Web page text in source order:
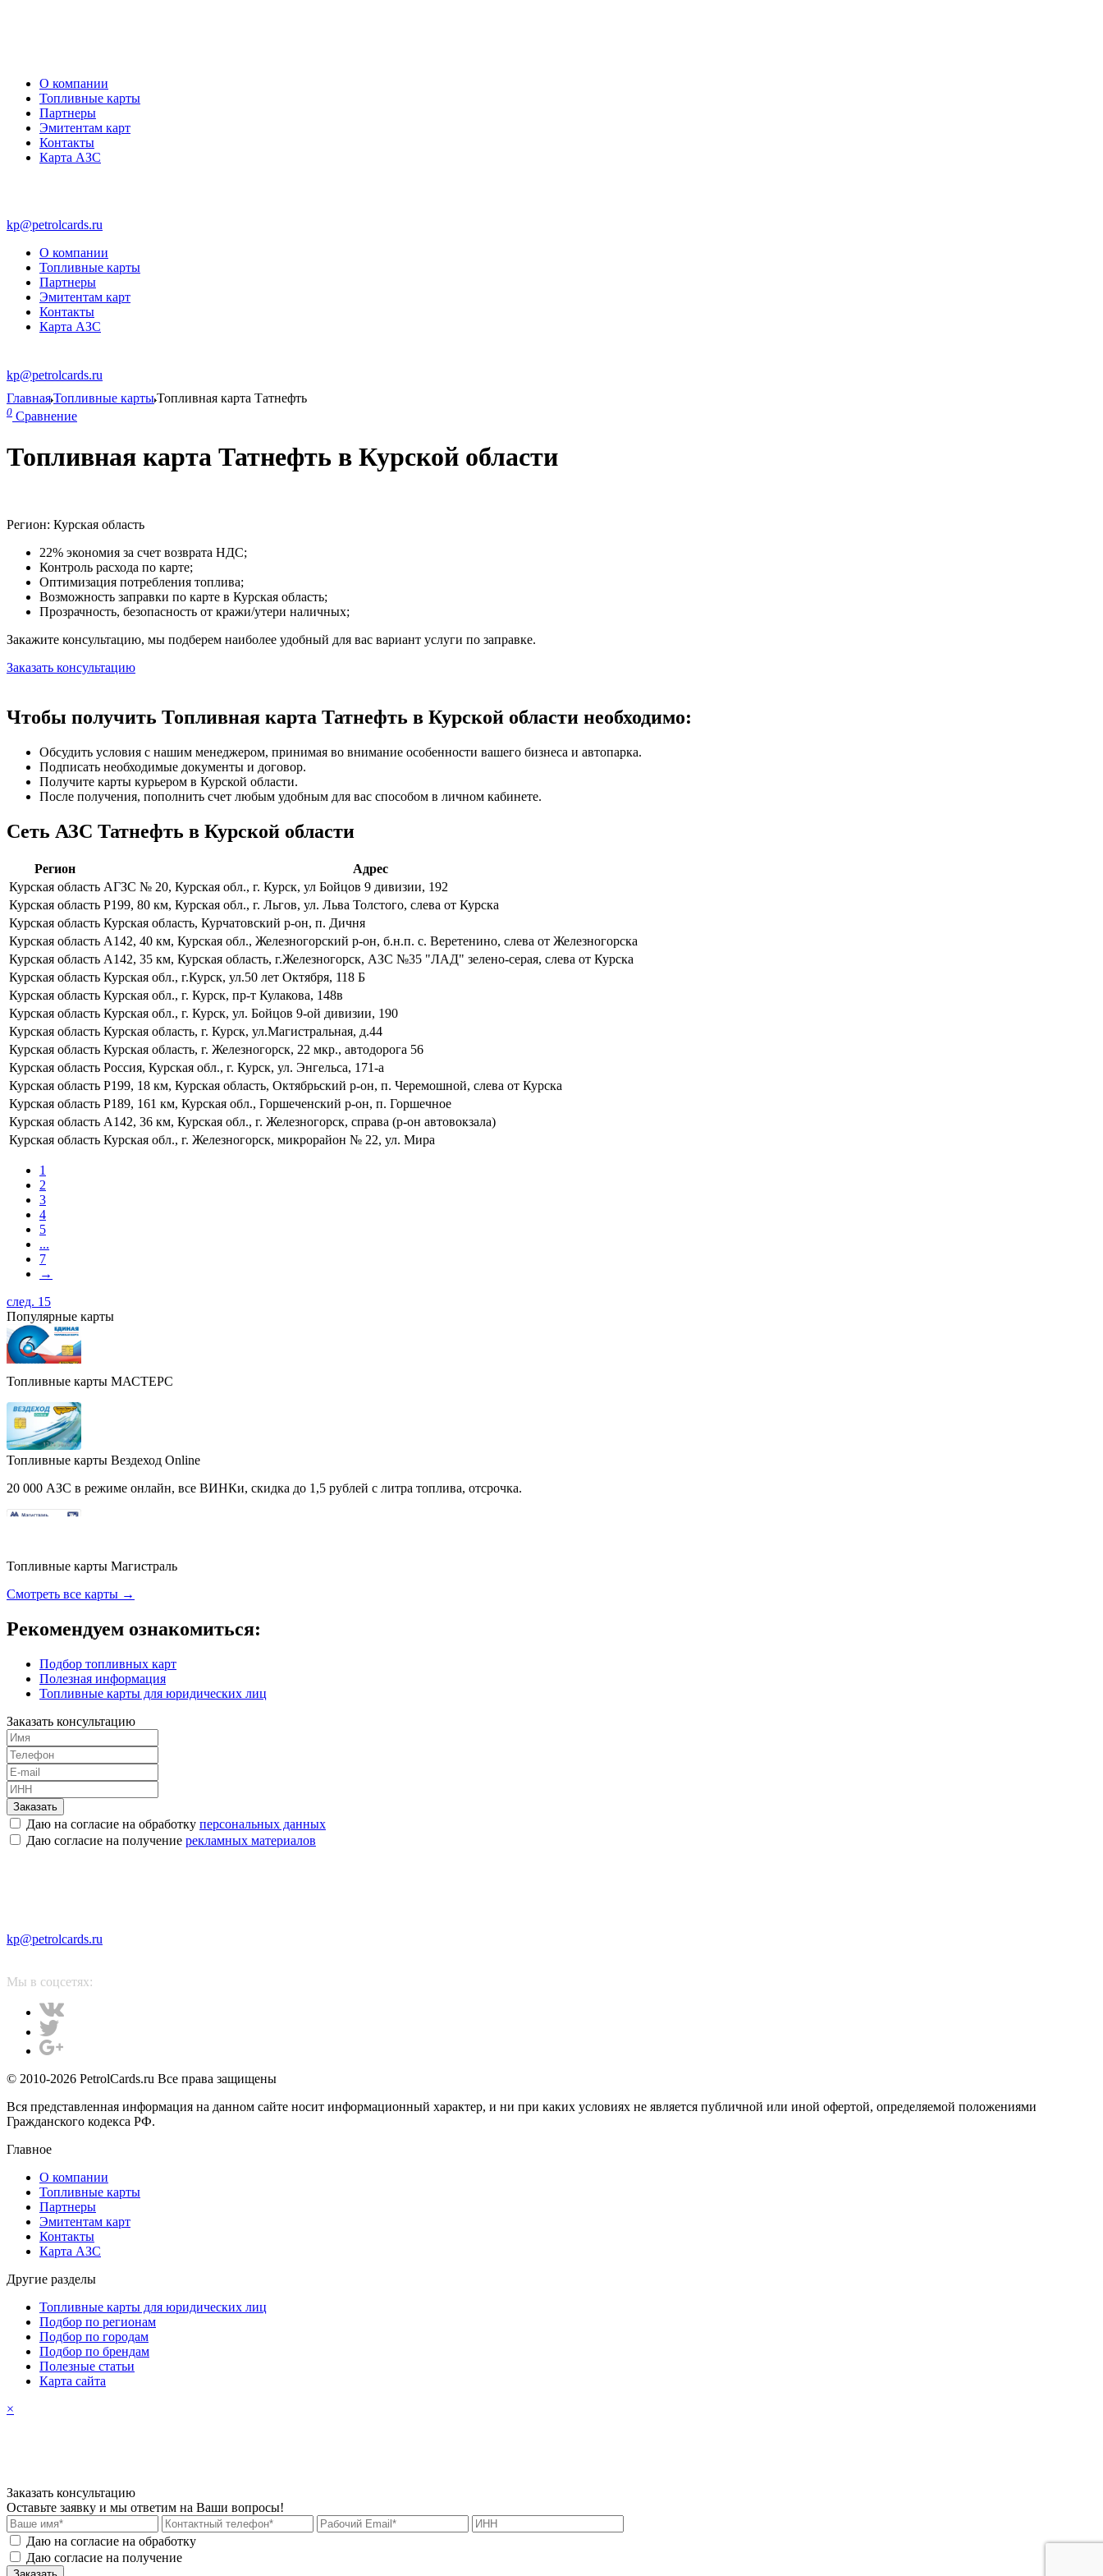
О компании
Топливные карты
Партнеры
Эмитентам карт
Контакты
Карта АЗС
kp@petrolcards.ru
О компании
Топливные карты
Партнеры
Эмитентам карт
Контакты
Карта АЗС
kp@petrolcards.ru
ГлавнаяТопливные картыТопливная карта Татнефть
0 Сравнение
Топливная карта Татнефть в Курской области
Регион: Курская область
22% экономия за счет возврата НДС;
Контроль расхода по карте;
Оптимизация потребления топлива;
Возможность заправки по карте в Курская область;
Прозрачность, безопасность от кражи/утери наличных;
Закажите консультацию, мы подберем наиболее удобный для вас вариант услуги по заправке.
Заказать консультацию
Чтобы получить Топливная карта Татнефть в Курской области необходимо:
Обсудить условия с нашим менеджером, принимая во внимание особенности вашего бизнеса и автопарка.
Подписать необходимые документы и договор.
Получите карты курьером в Курской области.
После получения, пополнить счет любым удобным для вас способом в личном кабинете.
Сеть АЗС Татнефть в Курской области
Регион
Адрес
Курская область АГЗС № 20, Курская обл., г. Курск, ул Бойцов 9 дивизии, 192
Курская область Р199, 80 км, Курская обл., г. Льгов, ул. Льва Толстого, слева от Курска
Курская область Курская область, Курчатовский р-он, п. Дичня
Курская область А142, 40 км, Курская обл., Железногорский р-он, б.н.п. с. Веретенино, слева от Железногорска
Курская область А142, 35 км, Курская область, г.Железногорск, АЗС №35 "ЛАД" зелено-серая, слева от Курска
Курская область Курская обл., г.Курск, ул.50 лет Октября, 118 Б
Курская область Курская обл., г. Курск, пр-т Кулакова, 148в
Курская область Курская обл., г. Курск, ул. Бойцов 9-ой дивизии, 190
Курская область Курская область, г. Курск, ул.Магистральная, д.44
Курская область Курская область, г. Железногорск, 22 мкр., автодорога 56
Курская область Россия, Курская обл., г. Курск, ул. Энгельса, 171-а
Курская область Р199, 18 км, Курская область, Октябрьский р-он, п. Черемошной, слева от Курска
Курская область Р189, 161 км, Курская обл., Горшеченский р-он, п. Горшечное
Курская область А142, 36 км, Курская обл., г. Железногорск, справа (р-он автовокзала)
Курская область Курская обл., г. Железногорск, микрорайон № 22, ул. Мира
1
2
3
4
5
...
7
→
след. 15
Популярные карты
Топливные карты МАСТЕРС
Топливные карты Вездеход Online
20 000 АЗС в режиме онлайн, все ВИНКи, скидка до 1,5 рублей с литра топлива, отсрочка.
Топливные карты Магистраль
Смотреть все карты →
Рекомендуем ознакомиться:
Подбор топливных карт
Полезная информация
Топливные карты для юридических лиц
Заказать консультацию
Заказать
Даю на согласие на обработку персональных данных
Даю согласие на получение рекламных материалов
kp@petrolcards.ru
Мы в соцсетях:
© 2010-2026 PetrolCards.ru Все права защищены
Вся представленная информация на данном сайте носит информационный характер, и ни при каких условиях не является публичной или иной офертой, определяемой положениями
Гражданского кодекса РФ.
Главное
О компании
Топливные карты
Партнеры
Эмитентам карт
Контакты
Карта АЗС
Другие разделы
Топливные карты для юридических лиц
Подбор по регионам
Подбор по городам
Подбор по брендам
Полезные статьи
Карта сайта
×
Заказать консультацию
Оставьте заявку и мы ответим на Ваши вопросы!
Даю на согласие на обработку
Даю согласие на получение